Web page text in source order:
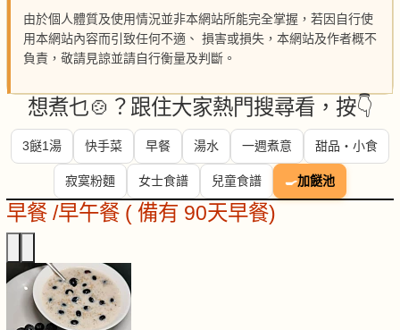
由於個人體質及使用情況並非本網站所能完全掌握，若因自行使
用本網站內容而引致任何不適、 損害或損失，本網站及作者概不
負責，敬請見諒並請自行衡量及判斷。
想煮乜🍲？跟住大家熱門搜尋看，按👇
3餸1湯 快手菜 早餐 湯水 一週煮意 甜品・小食
寂寞粉麵 女士食譜 兒童食譜 🍳加餸池
早餐 /早午餐 ( 備有 90天早餐)